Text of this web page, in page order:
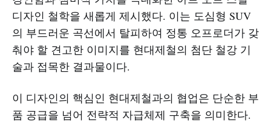
디자인 철학을 새롭게 제시했다. 이는 도심형 SUV
의 부드러운 곡선에서 탈피하여 정통 오프로더가 갖
춰야 할 견고한 이미지를 현대제철의 첨단 철강 기
술과 접목한 결과물이다.
이 디자인의 핵심인 현대제철과의 협업은 단순한 부
품 공급을 넘어 전략적 자급체제 구축을 의미한다.